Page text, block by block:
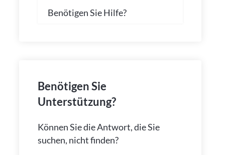
Benötigen Sie Hilfe?
Benötigen Sie
Unterstützung?
Können Sie die Antwort, die Sie
suchen, nicht finden?